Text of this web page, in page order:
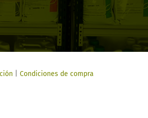
|Condiciones de compra